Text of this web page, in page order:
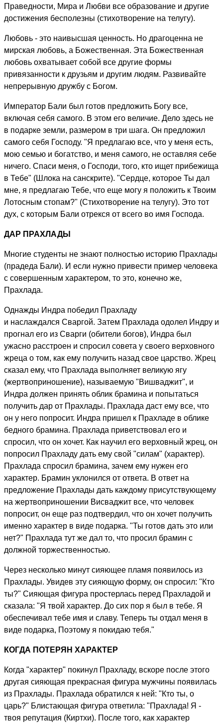
Праведности, Мира и Любви все образование и другие
достижения бесполезны (стихотворение на телугу).
Любовь - это наивысшая ценность. Но драгоценна не
мирская любовь, а Божественная. Эта Божественная
любовь охватывает собой все другие формы
привязанности к друзьям и другим людям. Развивайте
непрерывную дружбу с Богом.
Император Бали был готов предложить Богу все,
включая себя самого. В этом его величие. Дело здесь не
в подарке земли, размером в три шага. Он предложил
самого себя Господу. "Я предлагаю все, что у меня есть,
мою семью и богатство, и меня самого, не оставляя себе
ничего. Спаси меня, о Господи, того, кто ищет прибежища
в Тебе" (Шлока на санскрите). "Сердце, которое Ты дал
мне, я предлагаю Тебе, что еще могу я положить к Твоим
Лотосным стопам?" (Стихотворение на телугу). Это тот
дух, с которым Бали отрекся от всего во имя Господа.
ДАР ПРАХЛАДЫ
Многие студенты не знают полностью историю Прахлады
(прадеда Бали). И если нужно привести пример человека
с совершенным характером, то это, конечно же,
Прахлада.
Однажды Индра победил Прахладу
и наслаждался Сваргой. Затем Прахлада одолел Индру и
прогнал его из Сварги (обители богов), Индра был
ужасно расстроен и спросил совета у своего верховного
жреца о том, как ему получить назад свое царство. Жрец
сказал ему, что Прахлада выполняет великую ягу
(жертвоприношение), называемую "Вишваджит", и
Индра должен принять облик брамина и попытаться
получить дар от Прахлады. Прахлада даст ему все, что
он у него попросит. Индра пришел к Прахладе в облике
бедного брамина. Прахлада приветствовал его и
спросил, что он хочет. Как научил его верховный жрец, он
попросил Прахладу дать ему свой "силам" (характер).
Прахлада спросил брамина, зачем ему нужен его
характер. Брамин уклонился от ответа. В ответ на
предложение Прахлады дать каждому присутствующему
на жертвоприношении Висваджит все, что человек
попросит, он еще раз подтвердил, что он хочет получить
именно характер в виде подарка. "Ты готов дать это или
нет?" Прахлада тут же дал то, что просил брамин с
должной торжественностью.
Через несколько минут сияющее пламя появилось из
Прахлады. Увидев эту сияющую форму, он спросил: "Кто
ты?" Сияющая фигура простерлась перед Прахладой и
сказала: "Я твой характер. До сих пор я был в тебе. Я
обеспечивал тебе имя и славу. Теперь ты отдал меня в
виде подарка, Поэтому я покидаю тебя."
КОГДА ПОТЕРЯН ХАРАКТЕР
Когда "характер" покинул Прахладу, вскоре после этого
другая сияющая прекрасная фигура мужчины появилась
из Прахлады. Прахлада обратился к ней: "Кто ты, о
царь?" Блистающая фигура ответила: "Прахлада! Я -
твоя репутация (Киртхи). После того, как характер